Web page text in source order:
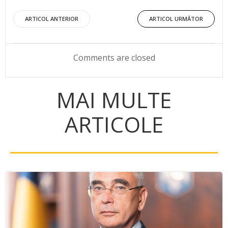
Post
navigation
ARTICOL ANTERIOR
Post
navigation
ARTICOL URMĂTOR
Comments are closed
MAI MULTE
ARTICOLE